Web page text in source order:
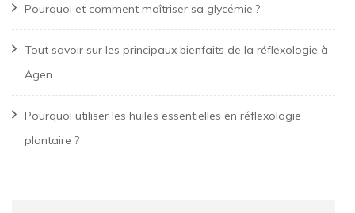
Pourquoi et comment maîtriser sa glycémie ?
Tout savoir sur les principaux bienfaits de la réflexologie à
Agen
Pourquoi utiliser les huiles essentielles en réflexologie
plantaire ?